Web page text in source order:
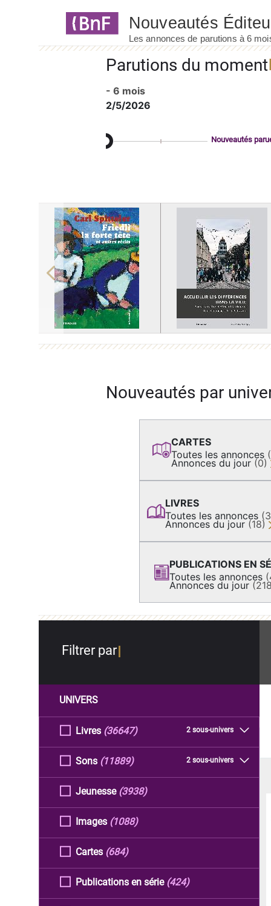
Parutions du moment
- 6 mois
2/5/2026
Nouveautés
Previous
Nouveautés par
CARTES
Toutes les annonces
Annonces du jour (0)
LIVRES
Toutes les annonces
Annonces du jour (18)
PUBLICATIONS EN
Toutes les annonces
Annonces du jour
Filtrer par
UNIVERS
Livres 2 sous-univers
(36647)
Sons 2 sous-univers
(11889)
Jeunesse (3938)
Images (1088)
Cartes (684)
Publications en série (424)